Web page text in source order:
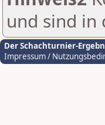
und sind in
Der Schachturnier-
Impressum /